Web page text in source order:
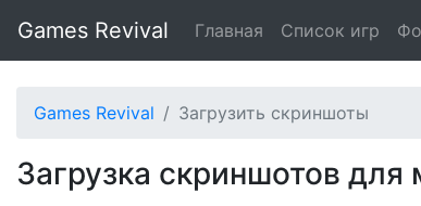
Games Revival Главная Список игр
Games Revival Загрузить скриншоты
Загрузка скриншотов для